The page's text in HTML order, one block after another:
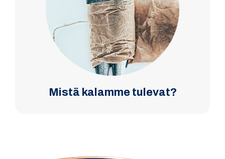
Mistä kalamme tulevat?